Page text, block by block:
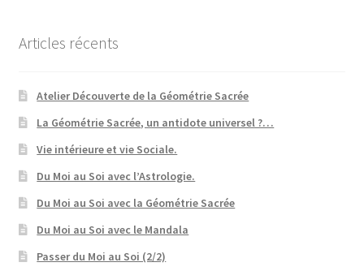
Articles récents
Atelier Découverte de la Géométrie Sacrée
La Géométrie Sacrée, un antidote universel ?…
Vie intérieure et vie Sociale.
Du Moi au Soi avec l’Astrologie.
Du Moi au Soi avec la Géométrie Sacrée
Du Moi au Soi avec le Mandala
Passer du Moi au Soi (2/2)